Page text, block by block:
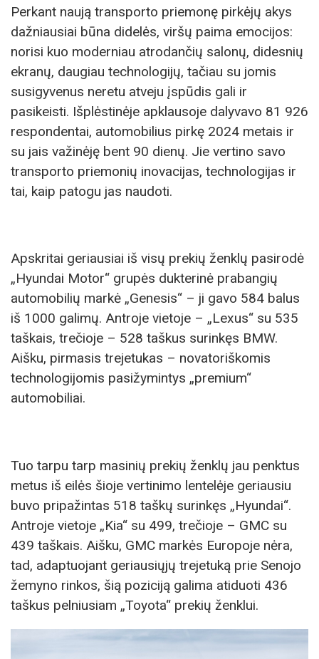
Perkant naują transporto priemonę pirkėjų akys
dažniausiai būna didelės, viršų paima emocijos:
norisi kuo moderniau atrodančių salonų, didesnių
ekranų, daugiau technologijų, tačiau su jomis
susigyvenus neretu atveju įspūdis gali ir
pasikeisti. Išplėstinėje apklausoje dalyvavo 81 926
respondentai, automobilius pirkę 2024 metais ir
su jais važinėję bent 90 dienų. Jie vertino savo
transporto priemonių inovacijas, technologijas ir
tai, kaip patogu jas naudoti.
Apskritai geriausiai iš visų prekių ženklų pasirodė
„Hyundai Motor“ grupės dukterinė prabangių
automobilių markė „Genesis“ – ji gavo 584 balus
iš 1000 galimų. Antroje vietoje – „Lexus“ su 535
taškais, trečioje – 528 taškus surinkęs BMW.
Aišku, pirmasis trejetukas – novatoriškomis
technologijomis pasižymintys „premium“
automobiliai.
Tuo tarpu tarp masinių prekių ženklų jau penktus
metus iš eilės šioje vertinimo lentelėje geriausiu
buvo pripažintas 518 taškų surinkęs „Hyundai“.
Antroje vietoje „Kia“ su 499, trečioje – GMC su
439 taškais. Aišku, GMC markės Europoje nėra,
tad, adaptuojant geriausiųjų trejetuką prie Senojo
žemyno rinkos, šią poziciją galima atiduoti 436
taškus pelniusiam „Toyota“ prekių ženklui.